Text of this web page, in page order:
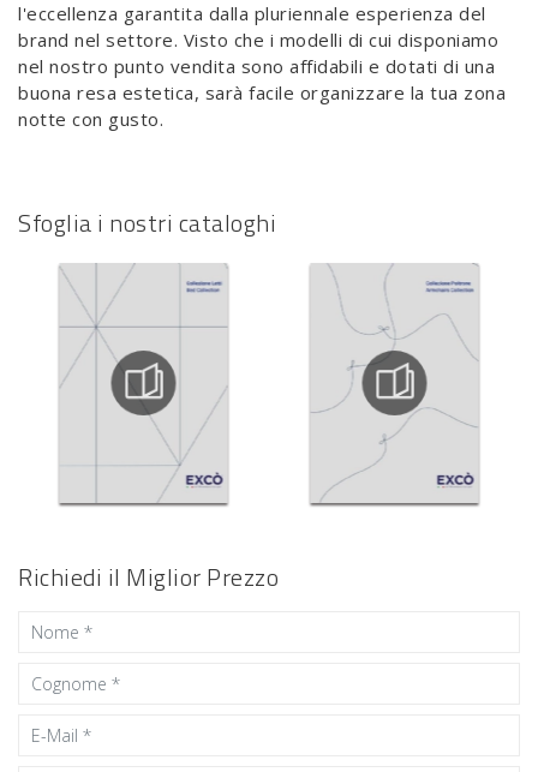
l'eccellenza garantita dalla pluriennale esperienza del
brand nel settore. Visto che i modelli di cui disponiamo
nel nostro punto vendita sono affidabili e dotati di una
buona resa estetica, sarà facile organizzare la tua zona
notte con gusto.
Sfoglia i nostri cataloghi
Richiedi il Miglior Prezzo